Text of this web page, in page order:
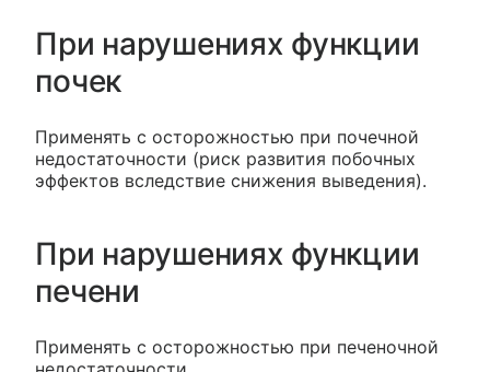
При нарушениях функции
почек
Применять с осторожностью при почечной
недостаточности (риск развития побочных
эффектов вследствие снижения выведения).
При нарушениях функции
печени
Применять с осторожностью при печеночной